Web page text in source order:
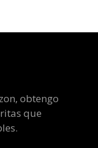
obtengo
que